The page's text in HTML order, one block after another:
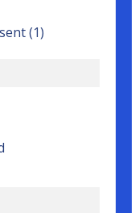
(1)